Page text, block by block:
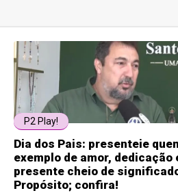
P2 Play!
Dia dos Pais: presenteie
exemplo de amor, dedicação
presente cheio de
Propósito; confira!